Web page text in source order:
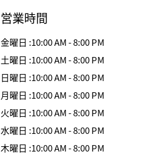
営業時間
金曜日 :10:00 AM - 8:00 PM
土曜日 :10:00 AM - 8:00 PM
日曜日 :10:00 AM - 8:00 PM
月曜日 :10:00 AM - 8:00 PM
火曜日 :10:00 AM - 8:00 PM
水曜日 :10:00 AM - 8:00 PM
木曜日 :10:00 AM - 8:00 PM